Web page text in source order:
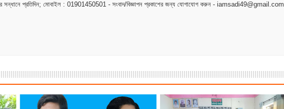
সমিতির বার্ষিক সাধারণ সভা অনুষ্ঠিত
সন্ধানে প্রতিদিন; মোবাইল : 01901450501 - সংবাদ/বিজ্ঞাপন প্রকাশের জন্য যোগাযোগ করুন - iamsadi49@gmail.com